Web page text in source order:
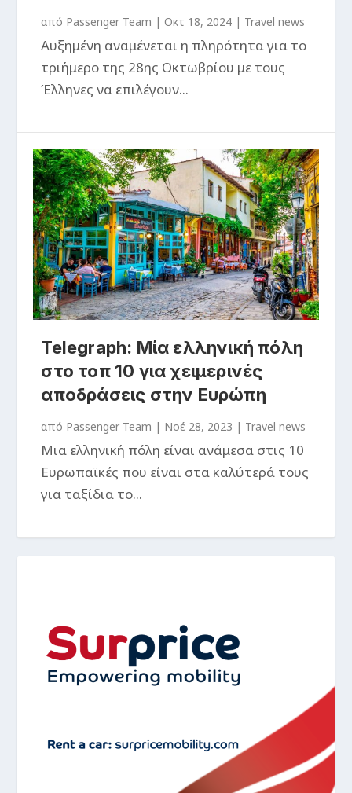
από Passenger Team |Οκτ 18, 2024 | Travel news
Αυξημένη αναμένεται η πληρότητα για το
τριήμερο της 28ης Οκτωβρίου με τους
Έλληνες να επιλέγουν...
Telegraph: Μία ελληνική πόλη
στο τοπ 10 για χειμερινές
αποδράσεις στην Ευρώπη
από Passenger Team | Νοέ 28, 2023 | Travel news
Mια ελληνική πόλη είναι ανάμεσα στις 10
Ευρωπαϊκές που είναι στα καλύτερά τους
για ταξίδια το...